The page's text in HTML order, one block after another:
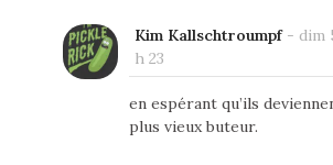
Kim Kallschtroumpf- dim
h 23
en espérant qu’ils
plus vieux buteur.